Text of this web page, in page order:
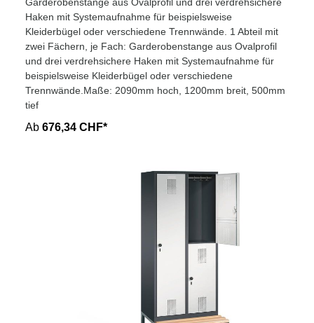
Haken mit Systemaufnahme für beispielsweise
Kleiderbügel oder verschiedene Trennwände. 1 Abteil mit
zwei Fächern, je Fach: Garderobenstange aus Ovalprofil
und drei verdrehsichere Haken mit Systemaufnahme für
beispielsweise Kleiderbügel oder verschiedene
Trennwände.Maße: 2090mm hoch, 1200mm breit, 500mm
tief
Ab 676,34 CHF*